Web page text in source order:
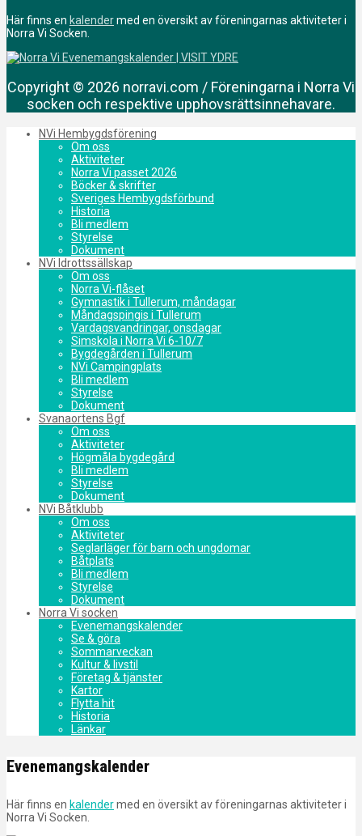
Här finns en kalendermed en översikt av föreningarnas aktiviteter i
Norra Vi Socken.
Copyright © 2026 norravi.com / Föreningarna i Norra Vi
socken och respektive upphovsrättsinnehavare.
NVi Hembygdsförening
Om oss
Aktiviteter
Norra Vi passet 2026
Böcker & skrifter
Sveriges Hembygdsförbund
Historia
Bli medlem
Styrelse
Dokument
NVi Idrottssällskap
Om oss
Norra Vi-flåset
Gymnastik i Tullerum, måndagar
Måndagspingis i Tullerum
Vardagsvandringar, onsdagar
Simskola i Norra Vi 6-10/7
Bygdegården i Tullerum
NVi Campingplats
Bli medlem
Styrelse
Dokument
Svanaortens Bgf
Om oss
Aktiviteter
Högmåla bygdegård
Bli medlem
Styrelse
Dokument
NVi Båtklubb
Om oss
Aktiviteter
Seglarläger för barn och ungdomar
Båtplats
Bli medlem
Styrelse
Dokument
Norra Vi socken
Evenemangskalender
Se & göra
Sommarveckan
Kultur & livstil
Företag & tjänster
Kartor
Flytta hit
Historia
Länkar
Evenemangskalender
Här finns en kalendermed en översikt av föreningarnas aktiviteter i
Norra Vi Socken.